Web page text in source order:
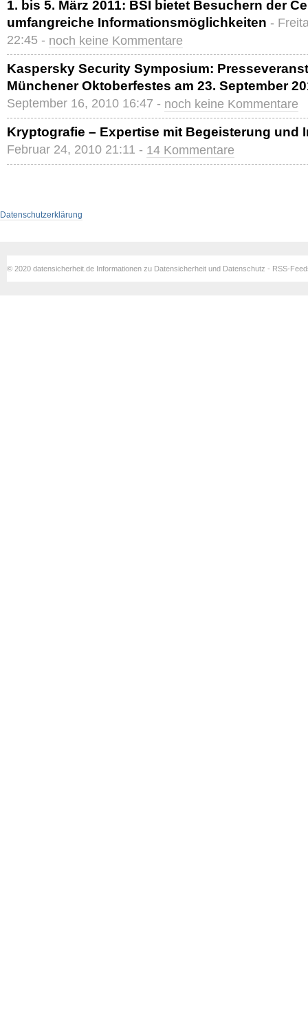
1. bis 5. März 2011: BSI bietet Besuchern der
umfangreiche Informationsmöglichkeiten -
22:45 - noch keine Kommentare
Kaspersky Security Symposium:
Münchener Oktoberfestes am 23. September
September 16, 2010 16:47 - noch keine Kommentare
Kryptografie – Expertise mit Begeisterung und
Februar 24, 2010 21:11 - 14 Kommentare
Datenschutzerklärung
© 2020 datensicherheit.de Informationen zu Datensicherheit und Datenschutz - RSS-